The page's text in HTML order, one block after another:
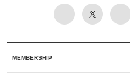
MEMBERSHIP